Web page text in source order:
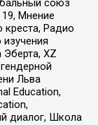
союз
Мнение
креста, Радио
XZ
Льва
Education,
диалог, Школа